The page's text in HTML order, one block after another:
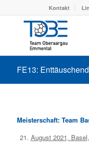
Kontakt
FE13:
Meisterschaft: Team
August 2021,